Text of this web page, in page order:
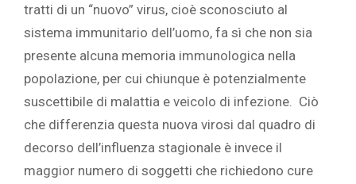
tratti di un “nuovo” virus, cioè sconosciuto al
sistema immunitario dell’uomo, fa sì che non sia
presente alcuna memoria immunologica nella
popolazione, per cui chiunque è potenzialmente
suscettibile di malattia e veicolo di infezione. Ciò
che differenzia questa nuova virosi dal quadro di
decorso dell’influenza stagionale è invece il
maggior numero di soggetti che richiedono cure